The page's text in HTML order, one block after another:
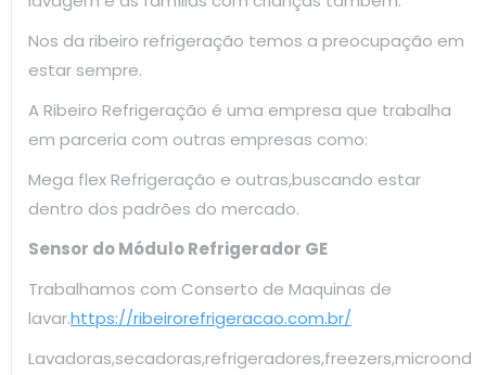
Nos da ribeiro refrigeração temos a preocupação em
estar sempre.
A Ribeiro Refrigeração é uma empresa que trabalha
em parceria com outras empresas como:
Mega flex Refrigeração e outras,buscando estar
dentro dos padrões do mercado.
Sensor do Módulo Refrigerador GE
Trabalhamos com Conserto de Maquinas de
lavar.https://ribeirorefrigeracao.com.br/
Lavadoras,secadoras,refrigeradores,freezers,microond